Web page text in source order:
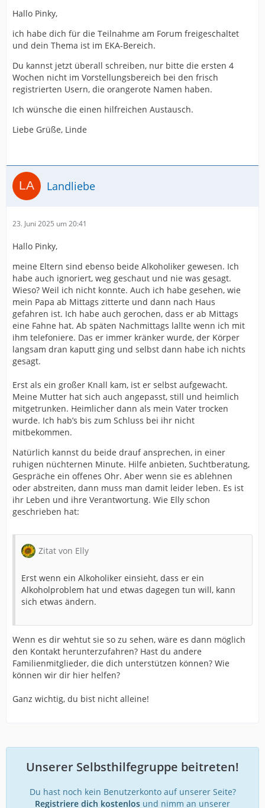
Hallo Pinky,
ich habe dich für die Teilnahme am Forum freigeschaltet
und dein Thema ist im EKA-Bereich.
Du kannst jetzt überall schreiben, nur bitte die ersten 4
Wochen nicht im Vorstellungsbereich bei den frisch
registrierten Usern, die orangerote Namen haben.
Ich wünsche die einen hilfreichen Austausch.
Liebe Grüße, Linde
Landliebe
23. Juni 2025 um 20:41
Hallo Pinky,
meine Eltern sind ebenso beide Alkoholiker gewesen. Ich
habe auch ignoriert, weg geschaut und nie was gesagt.
Wieso? Weil ich nicht konnte. Auch ich habe gesehen, wie
mein Papa ab Mittags zitterte und dann nach Haus
gefahren ist. Ich habe auch gerochen, dass er ab Mittags
eine Fahne hat. Ab späten Nachmittags lallte wenn ich mit
ihm telefoniere. Das er immer kränker wurde, der Körper
langsam dran kaputt ging und selbst dann habe ich nichts
gesagt.
Erst als ein großer Knall kam, ist er selbst aufgewacht.
Meine Mutter hat sich auch angepasst, still und heimlich
mitgetrunken. Heimlicher dann als mein Vater trocken
wurde. Ich hab’s bis zum Schluss bei ihr nicht
mitbekommen.
Natürlich kannst du beide drauf ansprechen, in einer
ruhigen nüchternen Minute. Hilfe anbieten, Suchtberatung,
Gespräche ein offenes Ohr. Aber wenn sie es ablehnen
oder abstreiten, dann muss man damit leider leben. Es ist
ihr Leben und ihre Verantwortung. Wie Elly schon
geschrieben hat:
Zitat von Elly
Erst wenn ein Alkoholiker einsieht, dass er ein
Alkoholproblem hat und etwas dagegen tun will, kann
sich etwas ändern.
Wenn es dir wehtut sie so zu sehen, wäre es dann möglich
den Kontakt herunterzufahren? Hast du andere
Familienmitglieder, die dich unterstützen können? Wie
können wir dir hier helfen?
Ganz wichtig, du bist nicht alleine!
Unserer Selbsthilfegruppe beitreten!
Du hast noch kein Benutzerkonto auf unserer Seite?
Registriere dich kostenlos und nimm an unserer